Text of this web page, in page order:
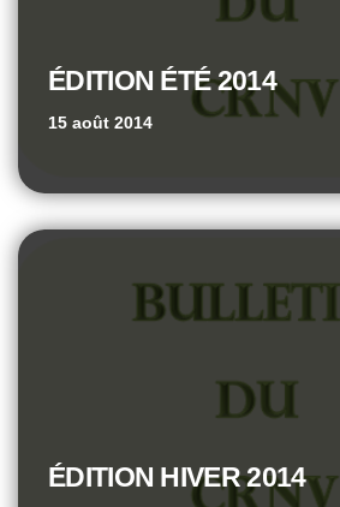
ÉDITION ÉTÉ 2014
15 août 2014
ÉDITION HIVER 2014